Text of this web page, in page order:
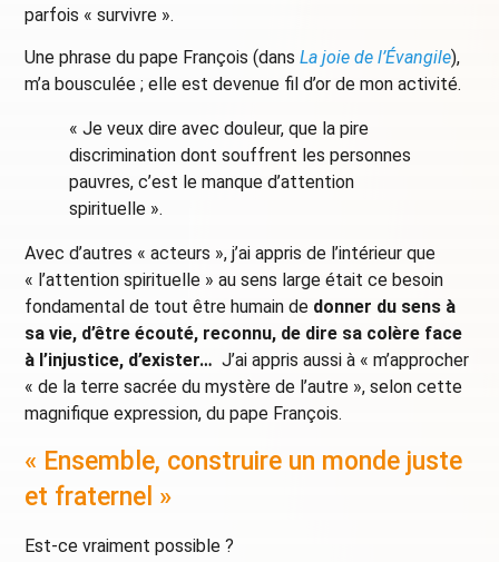
parfois « survivre ».
Une phrase du pape François (dansLa joie de l’Évangile),
m’a bousculée ; elle est devenue fil d’or de mon activité.
« Je veux dire avec douleur, que la pire
discrimination dont souffrent les personnes
pauvres, c’est le manque d’attention
spirituelle ».
Avec d’autres « acteurs », j’ai appris de l’intérieur que
« l’attention spirituelle » au sens large était ce besoin
fondamental de tout être humain de donner du sens à
sa vie, d’être écouté, reconnu, de dire sa colère face
à l’injustice, d’exister… J’ai appris aussi à « m’approcher
« de la terre sacrée du mystère de l’autre », selon cette
magnifique expression, du pape François.
« Ensemble, construire un monde juste
et fraternel »
Est-ce vraiment possible ?